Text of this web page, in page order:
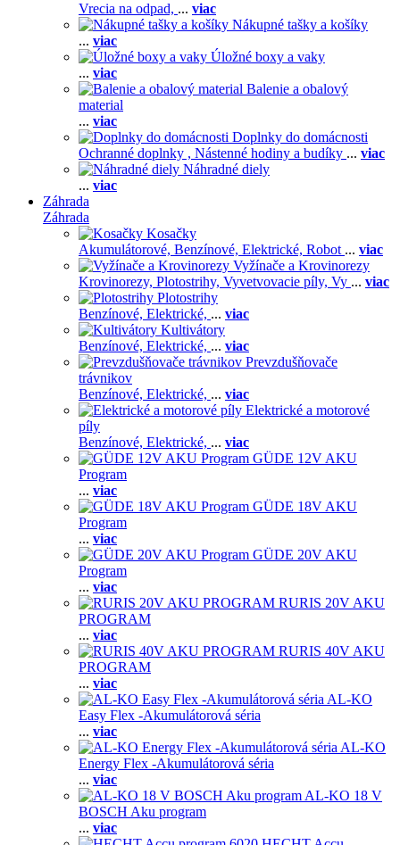
Vrecia na odpad, ... viac
Nákupné tašky a košíky
... viac
Úložné boxy a vaky
... viac
Balenie a obalový
material
... viac
Doplnky do domácnosti
Ochranné doplnky , Nástenné hodiny a budíky ... viac
Náhradné diely
... viac
Záhrada
Záhrada
Kosačky
Akumulátorové, Benzínové, Elektrické, Robot ... viac
Vyžínače a Krovinorezy
Krovinorezy, Plotostrihy, Vyvetvovacie píly, Vy ... viac
Plotostrihy
Benzínové, Elektrické, ... viac
Kultivátory
Benzínové, Elektrické, ... viac
Prevzdušňovače
trávnikov
Benzínové, Elektrické, ... viac
Elektrické a motorové
píly
Benzínové, Elektrické, ... viac
GÜDE 12V AKU
Program
... viac
GÜDE 18V AKU
Program
... viac
GÜDE 20V AKU
Program
... viac
RURIS 20V AKU
PROGRAM
... viac
RURIS 40V AKU
PROGRAM
... viac
AL-KO
Easy Flex -Akumulátorová séria
... viac
AL-KO
Energy Flex -Akumulátorová séria
... viac
AL-KO 18 V
BOSCH Aku program
... viac